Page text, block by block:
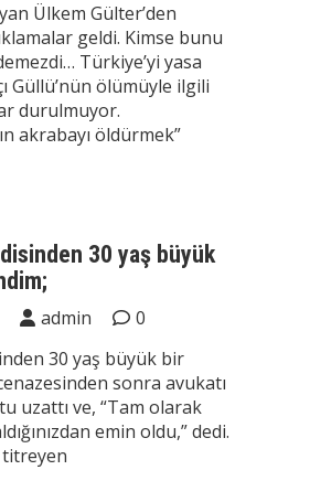
Ülkem Gülter’den
geldi. Kimse bunu
Türkiye’yi yasa
Güllü’nün ölümüyle ilgili
durulmuyor.
akrabayı öldürmek”
30 yaş büyük
admin
0
30 yaş büyük bir
sonra avukatı
uzattı ve, “Tam olarak
emin oldu,” dedi.
titreyen